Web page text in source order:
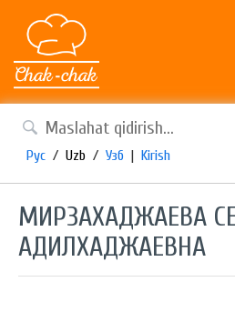
Рус / Uzb / Узб | Kirish
МИРЗАХАДЖАЕВА
АДИЛХАДЖАЕВНА